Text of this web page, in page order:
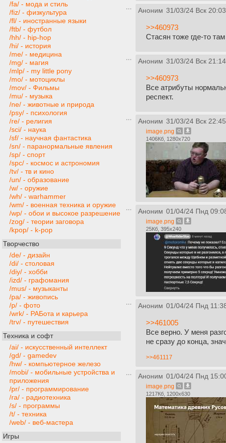
/fa/ - мода и стиль
/fiz/ - физкультура
/fl/ - иностранные языки
/ftb/ - футбол
/hh/ - hip-hop
/hi/ - история
/me/ - медицина
/mg/ - магия
/mlp/ - my little pony
/mo/ - мотоциклы
/mov/ - Фильмы
/mu/ - музыка
/ne/ - животные и природа
/psy/ - психология
/re/ - религия
/sci/ - наука
/sf/ - научная фантастика
/sn/ - паранормальные явления
/sp/ - спорт
/spc/ - космос и астрономия
/tv/ - тв и кино
/un/ - образование
/w/ - оружие
/wh/ - warhammer
/wm/ - военная техника и оружие
/wp/ - обои и высокое разрешение
/zog/ - теории заговора
/kpop/ - k-pop
Творчество
/de/ - дизайн
/di/ - столовая
/diy/ - хобби
/izd/ - графомания
/mus/ - музыканты
/pa/ - живопись
/p/ - фото
/wrk/ - РАБота и карьера
/trv/ - путешествия
Техника и софт
/ai/ - искусственный интеллект
/gd/ - gamedev
/hw/ - компьютерное железо
/mobi/ - мобильные устройства и
приложения
/pr/ - программирование
/ra/ - радиотехника
/s/ - программы
/t/ - техника
/web/ - веб-мастера
Игры
Аноним 31/03/24 Вск
>>460973
Стасян тоже где-то
Аноним 31/03/24 Вск
>>460973
Все атрибуты
респект.
Аноним 31/03/24 Вск
image.png
1406Кб, 1280x720
Аноним 01/04/24 Пнд
image.png
25Кб, 395x240
Аноним 01/04/24 Пнд
>>461005
Все верно. У меня
не сразу до конца,
>>461117
Аноним 01/04/24 Пнд
image.png
1217Кб, 1200x630